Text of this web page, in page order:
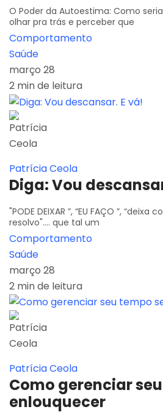
O Poder da Autoestima: Como
olhar pra trás e perceber que
Comportamento
Saúde
março 28
2 min de leitura
Patrícia Ceola
Diga: Vou
"PODE DEIXAR ”, “EU FAÇO ”, “deixa
resolvo".... que tal um
Comportamento
Saúde
março 28
2 min de leitura
Patrícia Ceola
Como gerenciar
enlouquecer